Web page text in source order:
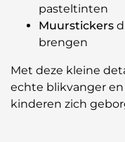
pasteltinten
Muurstickers
brengen
Met deze kleine
echte blikvanger
kinderen zich